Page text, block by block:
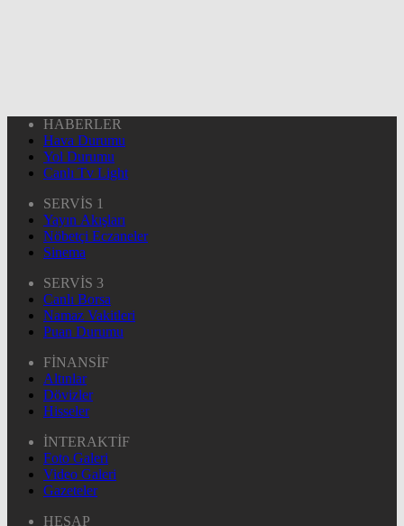
HABERLER
Hava Durumu
Yol Durumu
Canlı Tv Light
SERVİS 1
Yayın Akışları
Nöbetçi Eczaneler
Sinema
SERVİS 3
Canlı Borsa
Namaz Vakitleri
Puan Durumu
FİNANSİF
Altınlar
Dövizler
Hisseler
İNTERAKTİF
Foto Galeri
Video Galeri
Gazeteler
HESAP